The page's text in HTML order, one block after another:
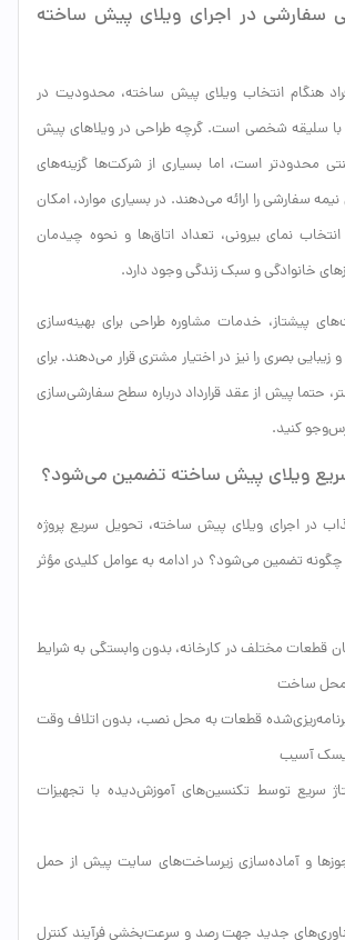
سفارشی در اجرای ویلای پیش ساخته
هنگام انتخاب ویلای پیش ساخته، محدودیت در
با سلیقه شخصی است. گرچه طراحی در ویلاهای پیش
محدودتر است، اما بسیاری از شرکت‌ها گزینه‌های
سفارشی را ارائه می‌دهند. در بسیاری موارد، امکان
نمای بیرونی، تعداد اتاق‌ها و نحوه چیدمان
خانوادگی و سبک زندگی وجود دارد.
پیشتاز، خدمات مشاوره طراحی برای بهینه‌سازی
زیبایی بصری را نیز در اختیار مشتری قرار می‌دهند. برای
حتما پیش از عقد قرارداد درباره سطح سفارشی‌سازی
کنید.
ویلای پیش ساخته تضمین می‌شود؟
در اجرای ویلای پیش ساخته، تحویل سریع پروژه
تضمین می‌شود؟ در ادامه به عوامل کلیدی مؤثر
قطعات مختلف در کارخانه، بدون وابستگی به شرایط
محل ساخت
قطعات به محل نصب، بدون اتلاف وقت
آسیب
سریع توسط تکنسین‌های آموزش‌دیده با تجهیزات
و آماده‌سازی زیرساخت‌های سایت پیش از حمل
جدید جهت رصد و سرعت‌بخشی فرآیند کنترل